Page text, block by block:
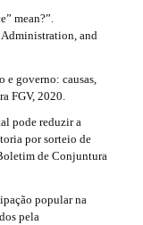
mean?”.
and
governo: causas,
FGV, 2020.
pode reduzir a
por sorteio de
de Conjuntura
popular na
pela